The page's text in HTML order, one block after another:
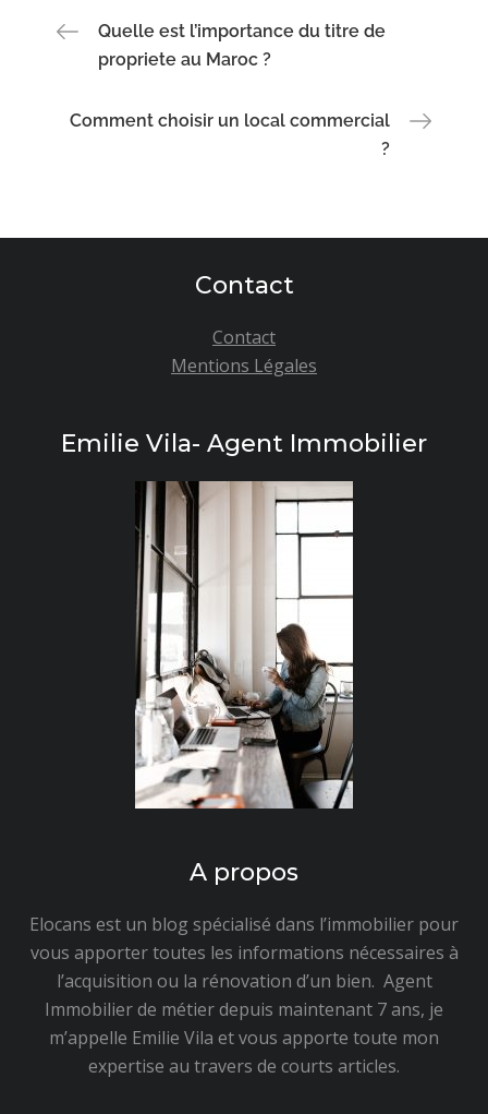
Navigation
de
Quelle est l’importance du titre de
propriete au Maroc ?
Comment choisir un local commercial
?
Contact
Contact
Mentions Légales
Emilie Vila- Agent Immobilier
A propos
Elocans est un blog spécialisé dans l’immobilier pour
vous apporter toutes les informations nécessaires à
l’acquisition ou la rénovation d’un bien. Agent
Immobilier de métier depuis maintenant 7 ans, je
m’appelle Emilie Vila et vous apporte toute mon
expertise au travers de courts articles.